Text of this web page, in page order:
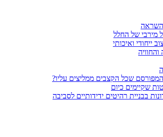
ייחודי ואיכותי
שכל הקצבים ממליצים עליו?
שקיימים כיום
בבניית רהיטים ידידותיים לסביבה